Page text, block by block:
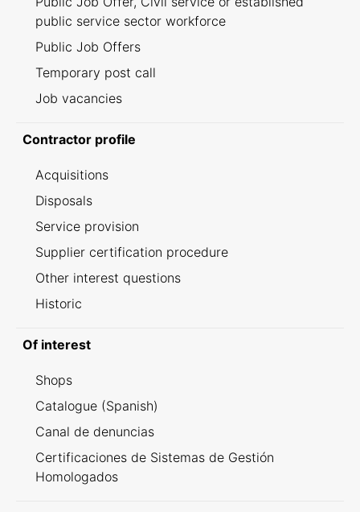
public service sector workforce
Public Job Offers
Temporary post call
Job vacancies
Contractor profile
Acquisitions
Disposals
Service provision
Supplier certification procedure
Other interest questions
Historic
Of interest
Shops
Catalogue (Spanish)
Canal de denuncias
Certificaciones de Sistemas de Gestión
Homologados